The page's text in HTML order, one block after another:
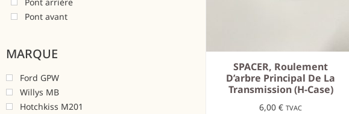
Pont avant
MARQUE
Ford GPW
Willys MB
Hotchkiss M201
SPACER, Roulement
D’arbre Principal De La
Transmission (H-Case)
6,00€ TVAC